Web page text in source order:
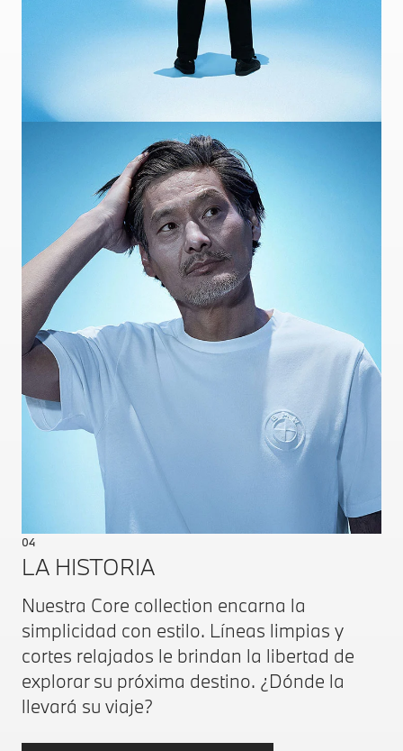
04
LA HISTORIA
Nuestra Core collection encarna la
simplicidad con estilo. Líneas limpias y
cortes relajados le brindan la libertad de
explorar su próxima destino. ¿Dónde la
llevará su viaje?